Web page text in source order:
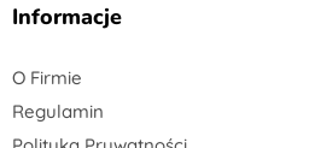
Informacje
O Firmie
Regulamin